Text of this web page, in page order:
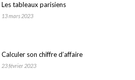
Les tableaux parisiens
13 mars 2023
Calculer son chiffre d’affaire
23 février 2023